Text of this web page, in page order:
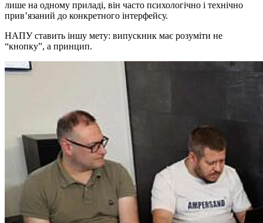
лише на одному приладі, він часто психологічно і технічно
прив’язаний до конкретного інтерфейсу.
НАПУ ставить іншу мету: випускник має розуміти не
“кнопку”, а принцип.